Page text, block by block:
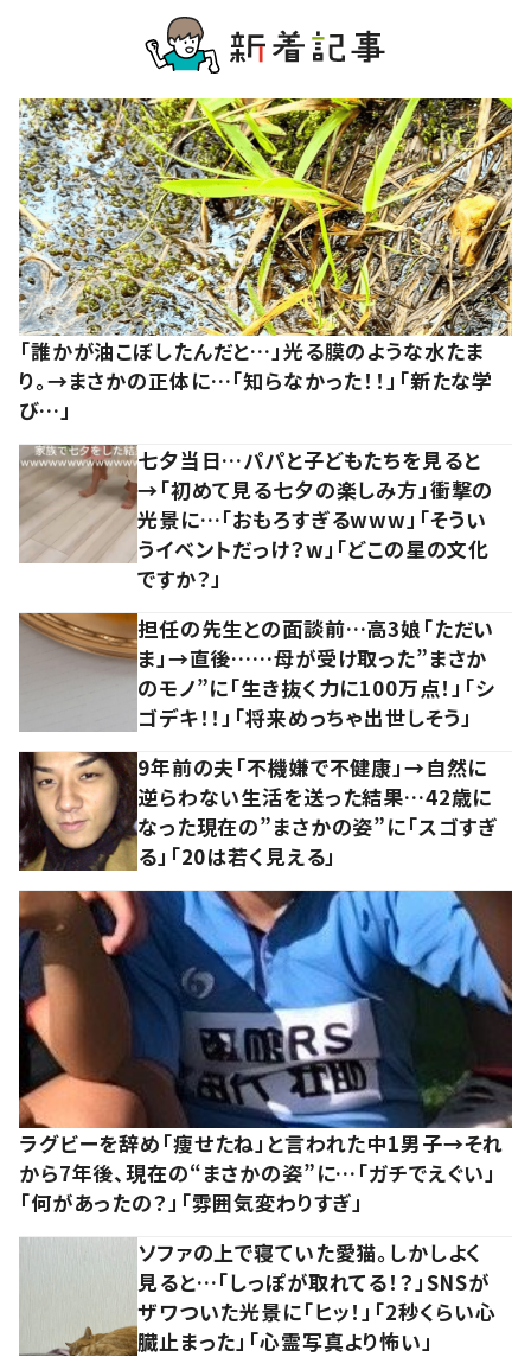
「誰かが油こぼしたんだと…」光る膜のような水たま
り。→まさかの正体に…「知らなかった！！」「新たな学
び…」
七夕当日…パパと子どもたちを見ると
→「初めて見る七夕の楽しみ方」衝撃の
光景に…「おもろすぎるwww」「そうい
うイベントだっけ？w」「どこの星の文化
ですか？」
担任の先生との面談前…高3娘「ただい
ま」→直後……母が受け取った”まさか
のモノ”に「生き抜く力に100万点！」「シ
ゴデキ！！」「将来めっちゃ出世しそう」
9年前の夫「不機嫌で不健康」→自然に
逆らわない生活を送った結果…42歳に
なった現在の”まさかの姿”に「スゴすぎ
る」「20は若く見える」
ラグビーを辞め「痩せたね」と言われた中1男子→それ
から7年後、現在の“まさかの姿”に…「ガチでえぐい」
「何があったの？」「雰囲気変わりすぎ」
ソファの上で寝ていた愛猫。しかしよく
見ると…「しっぽが取れてる！？」SNSが
ザワついた光景に「ヒッ！」「2秒くらい心
臓止まった」「心霊写真より怖い」